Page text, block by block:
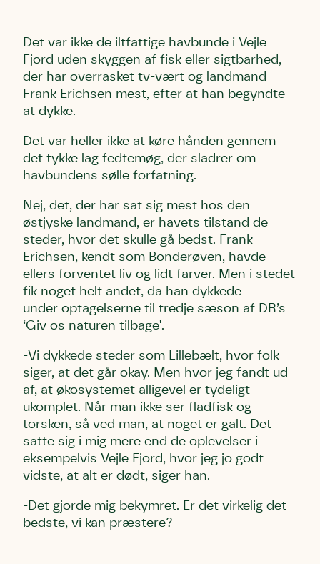
Det var ikke de iltfattige havbunde i Vejle
Fjord uden skyggen af fisk eller sigtbarhed,
der har overrasket tv-vært og landmand
Frank Erichsen mest, efter at han begyndte
at dykke.
Det var heller ikke at køre hånden gennem
det tykke lag fedtemøg, der sladrer om
havbundens sølle forfatning.
Nej, det, der har sat sig mest hos den
østjyske landmand, er havets tilstand de
steder, hvor det skulle gå bedst. Frank
Erichsen, kendt som Bonderøven, havde
ellers forventet liv og lidt farver. Men i stedet
fik noget helt andet, da han dykkede
under optagelserne til tredje sæson af DR’s
‘Giv os naturen tilbage'.
-Vi dykkede steder som Lillebælt, hvor folk
siger, at det går okay. Men hvor jeg fandt ud
af, at økosystemet alligevel er tydeligt
ukomplet. Når man ikke ser fladfisk og
torsken, så ved man, at noget er galt. Det
satte sig i mig mere end de oplevelser i
eksempelvis Vejle Fjord, hvor jeg jo godt
vidste, at alt er dødt, siger han.
-Det gjorde mig bekymret. Er det virkelig det
bedste, vi kan præstere?